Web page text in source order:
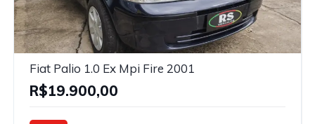
Fiat Palio 1.0 Ex Mpi Fire 2001
R$19.900,00